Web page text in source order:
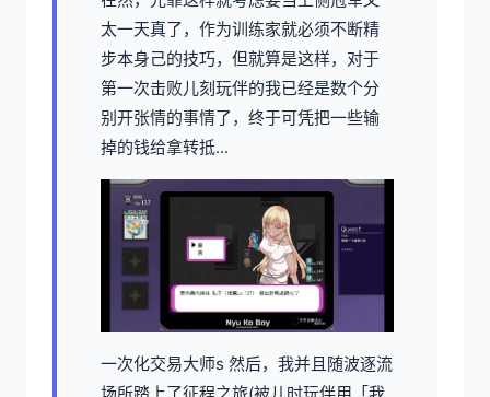
太一天真了，作为训练家就必须不断精
步本身己的技巧，但就算是这样，对于
第一次击败儿刻玩伴的我已经是数个分
别开张情的事情了，终于可凭把一些输
掉的钱给拿转抵...
一次化交易大师s 然后，我并且随波逐流